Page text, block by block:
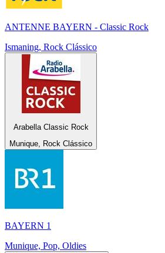
ANTENNE BAYERN - Classic Rock
Ismaning, Rock Clássico
Arabella Classic Rock
Munique, Rock Clássico
BAYERN 1
Munique, Pop, Oldies